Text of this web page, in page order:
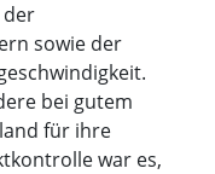
sowie der
bei gutem
für ihre
war es,